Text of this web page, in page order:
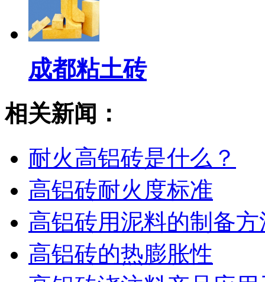
成都粘土砖
相关新闻：
耐火高铝砖是什么？
高铝砖耐火度标准
高铝砖用泥料的制备
高铝砖的热膨胀性